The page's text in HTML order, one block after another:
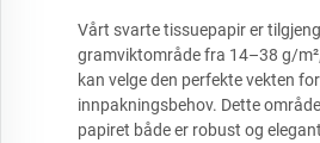
Vårt svarte tissuepapir er
gramviktområde fra 14–38 g/
kan velge den perfekte vekten
innpakningsbehov. Dette
papiret både er robust og